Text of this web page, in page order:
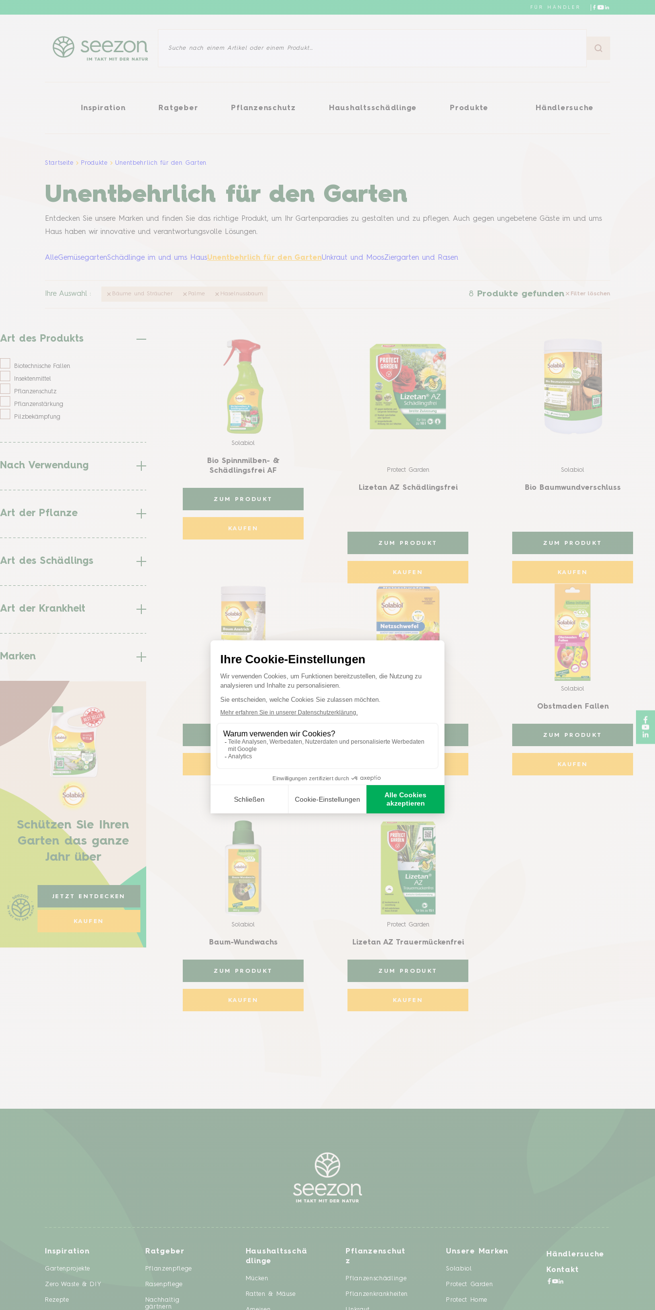
FÜR HÄNDLER
Inspiration Ratgeber Pflanzenschutz Haushaltsschädlinge Produkte Händlersuche
InspirationRatgeberPflanzenschutzHaushaltsschädlingeProdukte Händlersuche
Startseite Produkte Unentbehrlich für den Garten
Unentbehrlich für den Garten
Entdecken Sie unsere Marken und finden Sie das richtige Produkt, um Ihr Gartenparadies zu gestalten und zu pflegen. Auch gegen ungebetene Gäste im und ums
Haus haben wir innovative und verantwortungsvolle Lösungen.
AlleGemüsegartenSchädlinge im und ums HausUnentbehrlich für den GartenUnkraut und MoosZiergarten und Rasen
Ihre Auswahl: Bäume und Sträucher Palme Haselnussbaum 8 Produkte gefunden Filter löschen
Art des Produkts
Biotechnische Fallen
Insektenmittel
Pflanzenschutz
Pflanzenstärkung
Pilzbekämpfung
Nach Verwendung
Art der Pflanze
Art des Schädlings
Art der Krankheit
Marken
Schützen Sie Ihren
Garten das ganze
Jahr über
JETZT ENTDECKEN
KAUFEN
Solabiol
Bio Spinnmilben- &
Schädlingsfrei AF
ZUM PRODUKT
KAUFEN
Protect Garden
Lizetan AZ Schädlingsfrei
ZUM PRODUKT
KAUFEN
Solabiol
Bio Baumwundverschluss
ZUM PRODUKT
KAUFEN
Solabiol
ZUM PRODUKT
Solabiol
Obstmaden Fallen
ZUM PRODUKT
KAUFEN
Solabiol
Baum-Wundwachs
ZUM PRODUKT
KAUFEN
Protect Garden
Lizetan AZ Trauermückenfrei
ZUM PRODUKT
KAUFEN
Inspiration
Gartenprojekte
Zero Waste & DIY
Rezepte
Ratgeber
Pflanzenpflege
Rasenpflege
Nachhaltig
gärtnern
Haushaltsschä
dlinge
Mücken
Ratten & Mäuse
Pflanzenschut
z
Pflanzenschädlinge
Pflanzenkrankheiten
Unsere Marken
Solabiol
Protect Garden
Protect Home
Händlersuche
Kontakt